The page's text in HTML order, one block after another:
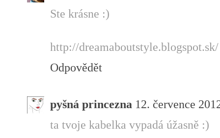
Ste krásne :)
http://dreamaboutstyle.blogspot.sk/
Odpovědět
pyšná princezna 12. července
ta tvoje kabelka vypadá úžasně :)